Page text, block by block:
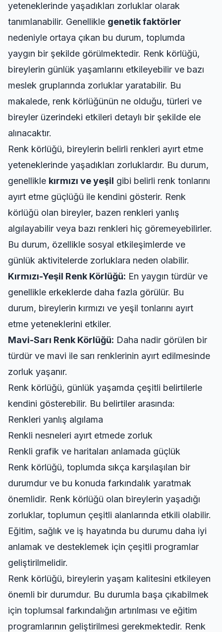
yeteneklerinde yaşadıkları zorluklar olarak
tanımlanabilir. Genellikle genetik faktörler
nedeniyle ortaya çıkan bu durum, toplumda
yaygın bir şekilde görülmektedir. Renk körlüğü,
bireylerin günlük yaşamlarını etkileyebilir ve bazı
meslek gruplarında zorluklar yaratabilir. Bu
makalede, renk körlüğünün ne olduğu, türleri ve
bireyler üzerindeki etkileri detaylı bir şekilde ele
alınacaktır.
Renk körlüğü, bireylerin belirli renkleri ayırt etme
yeteneklerinde yaşadıkları zorluklardır. Bu durum,
genellikle kırmızı ve yeşil gibi belirli renk tonlarını
ayırt etme güçlüğü ile kendini gösterir. Renk
körlüğü olan bireyler, bazen renkleri yanlış
algılayabilir veya bazı renkleri hiç göremeyebilirler.
Bu durum, özellikle sosyal etkileşimlerde ve
günlük aktivitelerde zorluklara neden olabilir.
Kırmızı-Yeşil Renk Körlüğü: En yaygın türdür ve
genellikle erkeklerde daha fazla görülür. Bu
durum, bireylerin kırmızı ve yeşil tonlarını ayırt
etme yeteneklerini etkiler.
Mavi-Sarı Renk Körlüğü: Daha nadir görülen bir
türdür ve mavi ile sarı renklerinin ayırt edilmesinde
zorluk yaşanır.
Renk körlüğü, günlük yaşamda çeşitli belirtilerle
kendini gösterebilir. Bu belirtiler arasında:
Renkleri yanlış algılama
Renkli nesneleri ayırt etmede zorluk
Renkli grafik ve haritaları anlamada güçlük
Renk körlüğü, toplumda sıkça karşılaşılan bir
durumdur ve bu konuda farkındalık yaratmak
önemlidir. Renk körlüğü olan bireylerin yaşadığı
zorluklar, toplumun çeşitli alanlarında etkili olabilir.
Eğitim, sağlık ve iş hayatında bu durumu daha iyi
anlamak ve desteklemek için çeşitli programlar
geliştirilmelidir.
Renk körlüğü, bireylerin yaşam kalitesini etkileyen
önemli bir durumdur. Bu durumla başa çıkabilmek
için toplumsal farkındalığın artırılması ve eğitim
programlarının geliştirilmesi gerekmektedir. Renk